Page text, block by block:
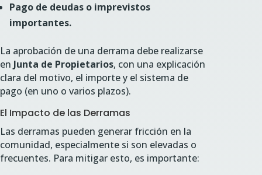
Pago de deudas o imprevistos
importantes.
La aprobación de una derrama debe realizarse
en Junta de Propietarios, con una explicación
clara del motivo, el importe y el sistema de
pago (en uno o varios plazos).
El Impacto de las Derramas
Las derramas pueden generar fricción en la
comunidad, especialmente si son elevadas o
frecuentes. Para mitigar esto, es importante: